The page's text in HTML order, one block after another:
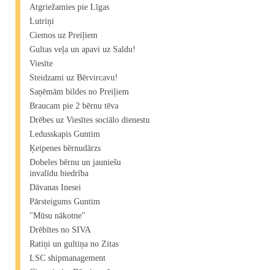
Atgriežamies pie Līgas
Lutriņi
Ciemos uz Preiļiem
Gultas veļa un apavi uz Saldu!
Viesīte
Steidzami uz Bērvircavu!
Saņēmām bildes no Preiļiem
Braucam pie 2 bērnu tēva
Drēbes uz Viesītes sociālo dienestu
Ledusskapis Guntim
Ķeipenes bērnudārzs
Dobeles bērnu un jauniešu
invalīdu biedrība
Dāvanas Inesei
Pārsteigums Guntim
"Mūsu nākotne"
Drēbītes no SIVA
Ratiņi un gultiņa no Zitas
LSC shipmanagement